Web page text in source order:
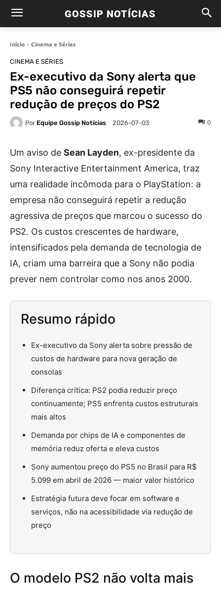
GOSSIP NOTÍCIAS
Início Cinema e Séries
CINEMA E SÉRIES
Ex-executivo da Sony alerta que
PS5 não conseguirá repetir
redução de preços do PS2
Por Equipe Gossip Notícias 2026-07-03 0
Um aviso de Sean Layden, ex-presidente da
Sony Interactive Entertainment America, traz
uma realidade incômoda para o PlayStation: a
empresa não conseguirá repetir a redução
agressiva de preços que marcou o sucesso do
PS2. Os custos crescentes de hardware,
intensificados pela demanda de tecnologia de
IA, criam uma barreira que a Sony não podia
prever nem controlar como nos anos 2000.
Resumo rápido
Ex-executivo da Sony alerta sobre pressão de
custos de hardware para nova geração de
consolas
Diferença crítica: PS2 podia reduzir preço
continuamente; PS5 enfrenta custos estruturais
mais altos
Demanda por chips de IA e componentes de
memória reduz oferta e eleva custos
Sony aumentou preço do PS5 no Brasil para R$
5.099 em abril de 2026 — maior valor histórico
Estratégia futura deve focar em software e
serviços, não na acessibilidade via redução de
preço
O modelo PS2 não volta mais